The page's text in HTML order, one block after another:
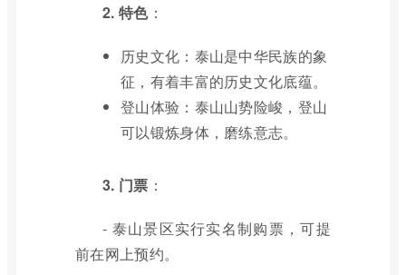
2. 特色：
历史文化：泰山是中华民族的象
征，有着丰富的历史文化底蕴。
登山体验：泰山山势险峻，登山
可以锻炼身体，磨练意志。
3. 门票 ：
- 泰山景区实行实名制购票，可提
前在网上预约。